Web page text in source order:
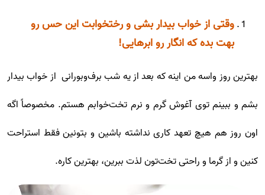
وقتی از خواب بیدار بشی و رختخوابت این حس رو
بهت بده که انگار رو ابرهایی!
بهترین روز واسه من اینه که بعد از یه شب برف‌وبورانی از خواب بیدار
بشم و ببینم توی آغوش گرم و نرم تخت‌خوابم هستم. مخصوصاً اگه
اون روز هم هیچ تعهد کاری نداشته باشین و بتونین فقط استراحت
کنین و از گرما و راحتی تخت‌تون لذت ببرین، بهترین کاره.